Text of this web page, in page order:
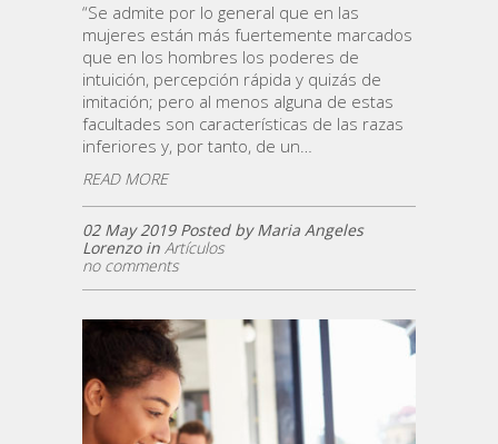
“Se admite por lo general que en las
mujeres están más fuertemente marcados
que en los hombres los poderes de
intuición, percepción rápida y quizás de
imitación; pero al menos alguna de estas
facultades son características de las razas
inferiores y, por tanto, de un…
READ MORE
02 May 2019 Posted by Maria Angeles
Lorenzo in Artículos
no comments